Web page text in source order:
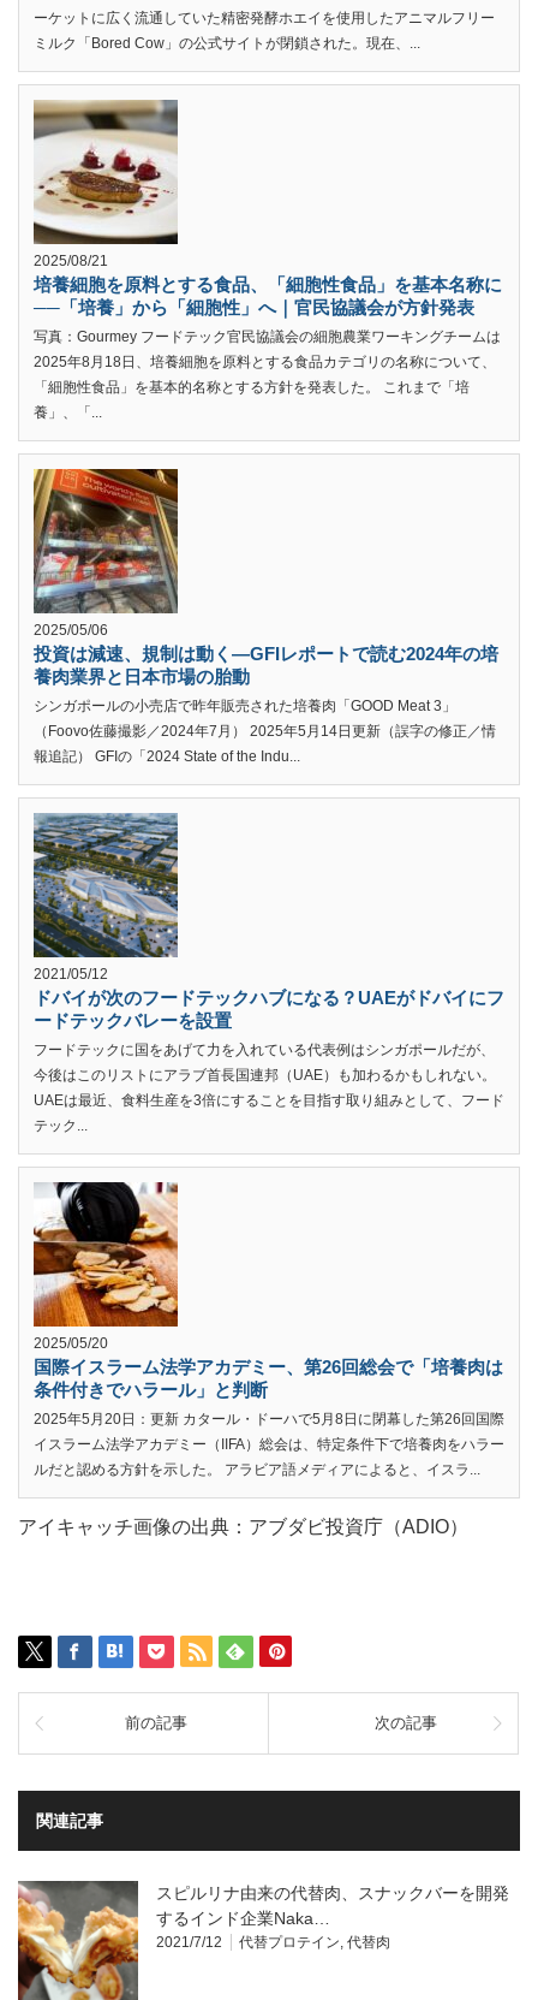
ーケットに広く流通していた精密発酵ホエイを使用したアニマルフリー
ミルク「Bored Cow」の公式サイトが閉鎖された。現在、...
2025/08/21
培養細胞を原料とする食品、「細胞性食品」を基本名称に
──「培養」から「細胞性」へ｜官民協議会が方針発表
写真：Gourmey フードテック官民協議会の細胞農業ワーキングチームは
2025年8月18日、培養細胞を原料とする食品カテゴリの名称について、
「細胞性食品」を基本的名称とする方針を発表した。 これまで「培
養」、「...
2025/05/06
投資は減速、規制は動く―GFIレポートで読む2024年の培
養肉業界と日本市場の胎動
シンガポールの小売店で昨年販売された培養肉「GOOD Meat 3」
（Foovo佐藤撮影／2024年7月） 2025年5月14日更新（誤字の修正／情
報追記） GFIの「2024 State of the Indu...
2021/05/12
ドバイが次のフードテックハブになる？UAEがドバイにフ
ードテックバレーを設置
フードテックに国をあげて力を入れている代表例はシンガポールだが、
今後はこのリストにアラブ首長国連邦（UAE）も加わるかもしれない。
UAEは最近、食料生産を3倍にすることを目指す取り組みとして、フード
テック...
2025/05/20
国際イスラーム法学アカデミー、第26回総会で「培養肉は
条件付きでハラール」と判断
2025年5月20日：更新 カタール・ドーハで5月8日に閉幕した第26回国際
イスラーム法学アカデミー（IIFA）総会は、特定条件下で培養肉をハラー
ルだと認める方針を示した。 アラビア語メディアによると、イスラ...
アイキャッチ画像の出典：アブダビ投資庁（ADIO）
前の記事 次の記事
関連記事
スピルリナ由来の代替肉、スナックバーを開発
するインド企業Naka…
2021/7/12 代替プロテイン 代替肉